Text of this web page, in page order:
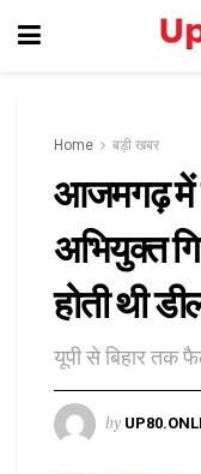
Home बड़ी खबर
आजमगढ़ में
अभियुक्त
होती थी
यूपी से बिहार तक
by